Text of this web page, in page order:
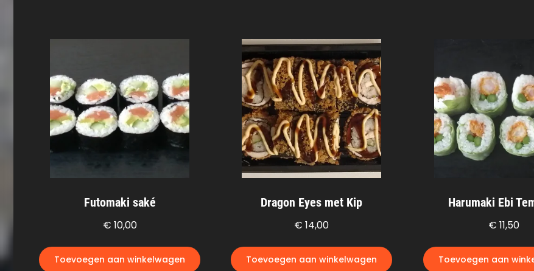
Futomaki saké
€ 10,00
Toevoegen aan winkelwagen
Dragon Eyes met Kip
€ 14,00
Toevoegen aan winkelwagen
Harumaki Ebi
€ 11,50
Toevoegen aan